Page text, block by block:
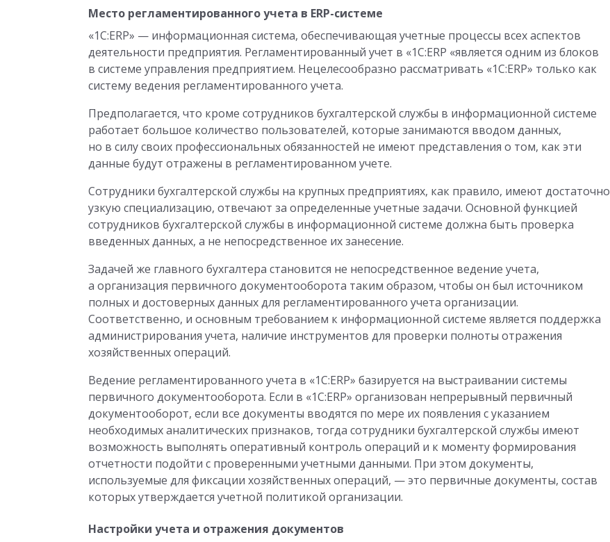
Место регламентированного учета в ERP-системе
«1С:ERP» — информационная система, обеспечивающая учетные процессы всех аспектов
деятельности предприятия. Регламентированный учет в «1С:ERP «является одним из блоков
в системе управления предприятием. Нецелесообразно рассматривать «1С:ERP» только как
систему ведения регламентированного учета.
Предполагается, что кроме сотрудников бухгалтерской службы в информационной системе
работает большое количество пользователей, которые занимаются вводом данных,
но в силу своих профессиональных обязанностей не имеют представления о том, как эти
данные будут отражены в регламентированном учете.
Сотрудники бухгалтерской службы на крупных предприятиях, как правило, имеют достаточно
узкую специализацию, отвечают за определенные учетные задачи. Основной функцией
сотрудников бухгалтерской службы в информационной системе должна быть проверка
введенных данных, а не непосредственное их занесение.
Задачей же главного бухгалтера становится не непосредственное ведение учета,
а организация первичного документооборота таким образом, чтобы он был источником
полных и достоверных данных для регламентированного учета организации.
Соответственно, и основным требованием к информационной системе является поддержка
администрирования учета, наличие инструментов для проверки полноты отражения
хозяйственных операций.
Ведение регламентированного учета в «1С:ERP» базируется на выстраивании системы
первичного документооборота. Если в «1С:ERP» организован непрерывный первичный
документооборот, если все документы вводятся по мере их появления с указанием
необходимых аналитических признаков, тогда сотрудники бухгалтерской службы имеют
возможность выполнять оперативный контроль операций и к моменту формирования
отчетности подойти с проверенными учетными данными. При этом документы,
используемые для фиксации хозяйственных операций, — это первичные документы, состав
которых утверждается учетной политикой организации.
Настройки учета и отражения документов